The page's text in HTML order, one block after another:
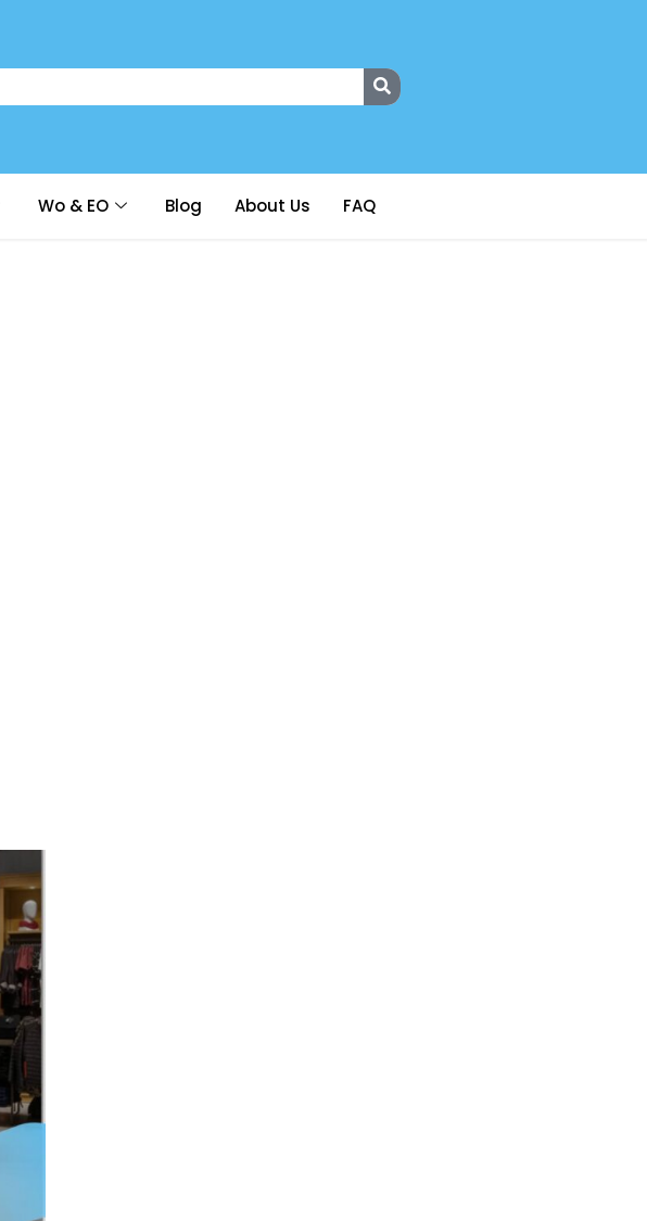
Wo & EO Blog About Us FAQ